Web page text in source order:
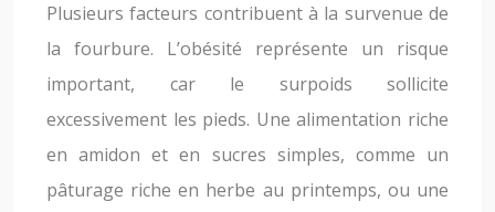
Plusieurs facteurs contribuent à la survenue de
la fourbure. L’obésité représente un risque
important, car le surpoids sollicite
excessivement les pieds. Une alimentation riche
en amidon et en sucres simples, comme un
pâturage riche en herbe au printemps, ou une